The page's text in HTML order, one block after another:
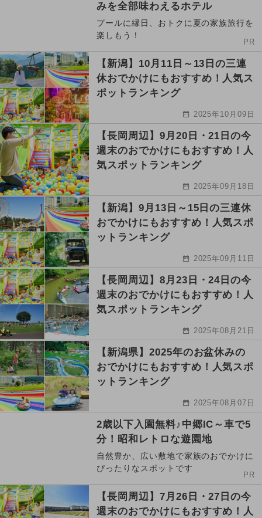
みを全部味わえるホテル
プールに縁日、おトクに夏の家族旅行を
楽しもう！
PR
【新潟】10月11日～13日の三連
休おでかけにもおすすめ！人気ス
ポットランキング
2025年10月09日
【長岡周辺】9月20日・21日の今
週末のおでかけにもおすすめ！人
気スポットランキング
2025年09月18日
【新潟】9月13日～15日の三連休
おでかけにもおすすめ！人気スポ
ットランキング
2025年09月11日
【長岡周辺】8月23日・24日の今
週末のおでかけにもおすすめ！人
気スポットランキング
2025年08月21日
【新潟県】2025年のお盆休みの
おでかけにもおすすめ！人気スポ
ットランキング
2025年08月07日
2歳以下入園無料♪中郷IC～車で5
分！昭和レトロな遊園地
自然豊か、広い敷地で家族のおでかけに
ぴったりなスポットです
PR
【長岡周辺】7月26日・27日の今
週末のおでかけにもおすすめ！人